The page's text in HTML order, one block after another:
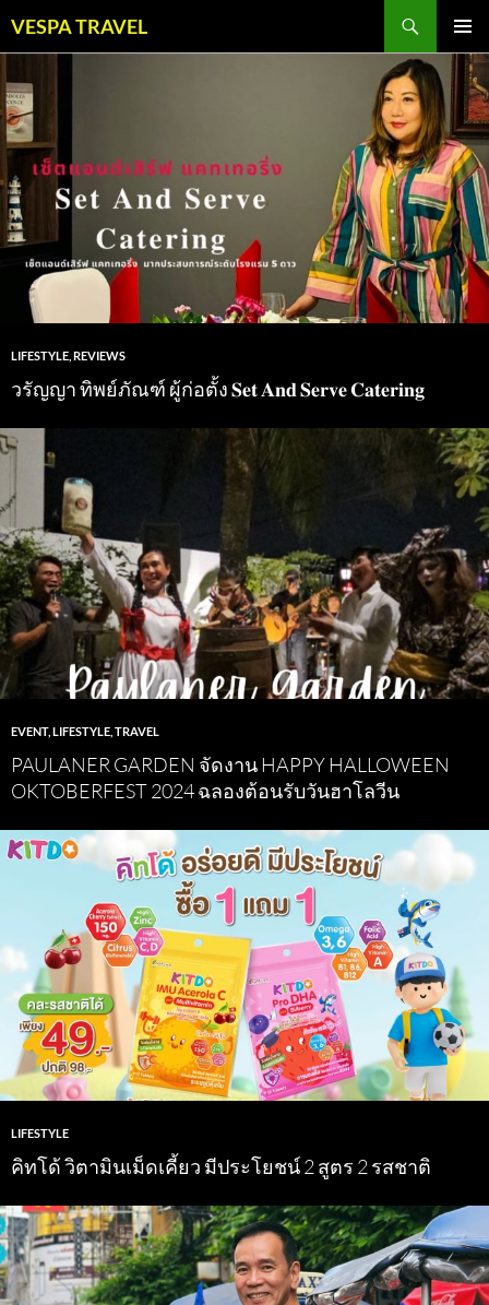
toVESPA TRAVEL
MENU
LIFESTYLE REVIEWS
วรัญญา ทิพย์ภัณฑ์ ผู้ก่อตั้ง 𝐒𝐞𝐭 𝐀𝐧𝐝 𝐒𝐞𝐫𝐯𝐞 𝐂𝐚𝐭𝐞𝐫𝐢𝐧𝐠
EVENT, LIFESTYLE TRAVEL
PAULANER GARDEN จัดงาน HAPPY HALLOWEEN
OKTOBERFEST 2024 ฉลองต้อนรับวันฮาโลวีน
LIFESTYLE
คิทโด้ วิตามินเม็ดเคี้ยว มีประโยชน์ 2 สูตร 2 รสชาติ